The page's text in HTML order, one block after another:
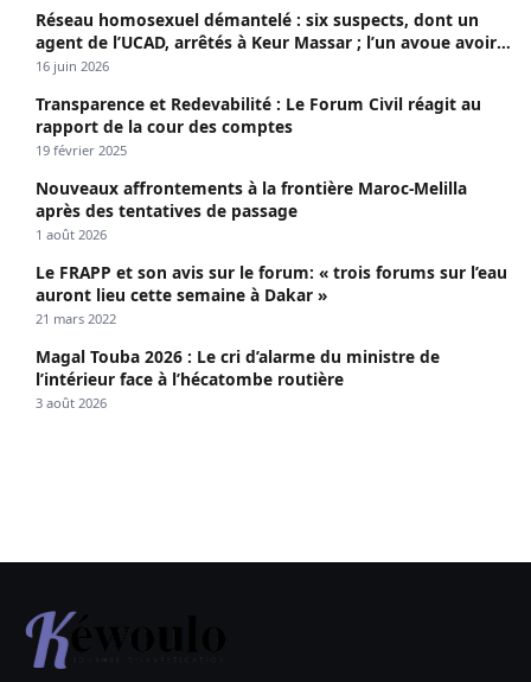
Réseau homosexuel démantelé : six suspects, dont un
agent de l’UCAD, arrêtés à Keur Massar ; l’un avoue avoir
propagé le VIH depuis 2018
16 juin 2026
Transparence et Redevabilité : Le Forum Civil réagit au
rapport de la cour des comptes
19 février 2025
Nouveaux affrontements à la frontière Maroc-Melilla
après des tentatives de passage
1 août 2026
Le FRAPP et son avis sur le forum: « trois forums sur l’eau
auront lieu cette semaine à Dakar »
21 mars 2022
Magal Touba 2026 : Le cri d’alarme du ministre de
l’intérieur face à l’hécatombe routière
3 août 2026